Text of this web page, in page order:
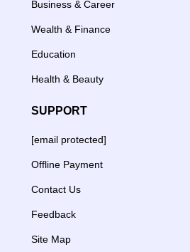
Business & Career
Wealth & Finance
Education
Health & Beauty
SUPPORT
[email protected]
Offline Payment
Contact Us
Feedback
Site Map